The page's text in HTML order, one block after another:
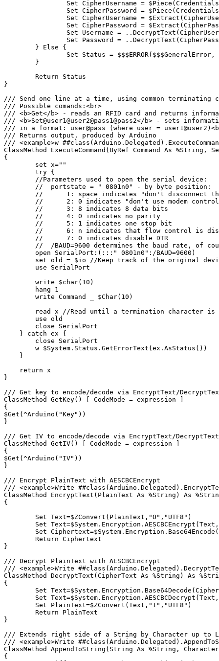
}
/// Send one line at a time, using common
/// Possible comands:<br>
/// <b>Get</b> - reads an RFID card and returns
/// <b>Set@user1@user2@pass1@pass2</b> - sets
/// in a format: user@pass (where user =
/// Returns output, produced by Arduino
/// <example>w
ClassMethod ExecuteCommand(ByRef Command As
{
        //Parameters used to open the serial device:
        //  portstate = " 0801n0" - by byte position:
//      1: space indicates "don't disconnect
//      2: 0 indicates "don't use modem
        //      3: 8 indicates 8 data bits
        //      4: 0 indicates no parity
        //      5: 1 indicates one stop bit
//      6: n indicates that flow control is
        //      7: 0 indicates disable DTR
//  /BAUD=9600 determines the baud rate, of
        open SerialPort:(:::" 0801n0":/BAUD=9600)
set old = $io //Keep track of the original
        use SerialPort
        hang 1
        write Command _ $Char(10)
read x //Read until a termination character is
        use old
        close SerialPort
    } catch ex {
        close SerialPort
        w $System.Status.GetErrorText(ex.AsStatus())
    }
    return x
}
/// Get key to encode/decode via EncryptText/
ClassMethod GetKey() [ CodeMode = expression ]
{
$Get(^Arduino("Key"))
}
/// Get IV to encode/decode via EncryptText/DecryptText
ClassMethod GetIV() [ CodeMode = expression ]
{
$Get(^Arduino("IV"))
}
/// Encrypt PlainText with AESCBCEncrypt
/// <example>Write
ClassMethod EncryptText(PlainText As %String) As
{
}
/// Decrypt PlainText with AESCBCEncrypt
/// <example>Write
ClassMethod DecryptText(CipherText As %String) As
{
}
/// Extends right side of a String by Character up to
/// <example>Write
ClassMethod AppendToString(String As %String,
{